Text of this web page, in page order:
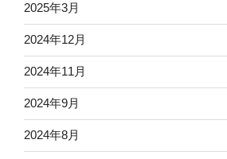
2025年3月
2024年12月
2024年11月
2024年9月
2024年8月